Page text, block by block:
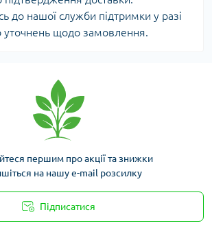
до нашої служби підтримки у разі
уточнень щодо замовлення.
першим про акції та знижки
на нашу e-mail розсилку
Підписатися